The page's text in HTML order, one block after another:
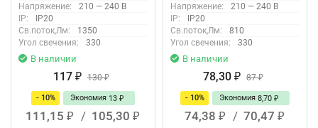
Напряжение:
210 — 240 В
IP:
IP20
Св.поток,Лм:
1350
Угол свечения:
330
В наличии
117 ₽ 130₽
- 10% Экономия 13 ₽
111,15 ₽ / 105,30 ₽
Напряжение:
210 — 240 В
IP:
IP20
Св.поток,Лм:
810
Угол свечения:
330
В наличии
78,30 ₽ 87₽
- 10% Экономия 8,70 ₽
74,38 ₽ / 70,47 ₽